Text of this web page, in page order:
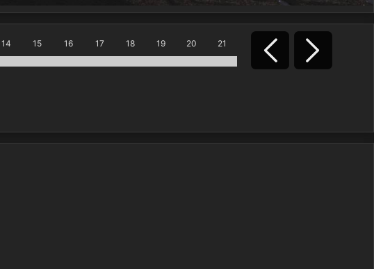
14 15 16 17 18 19 20 21